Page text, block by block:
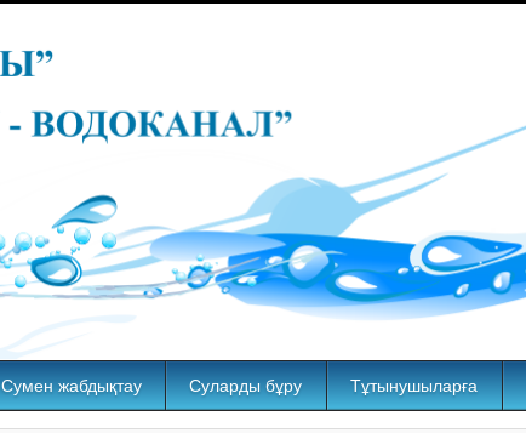
Сумен жабдықтау Суларды бұру Тұтынушыларға